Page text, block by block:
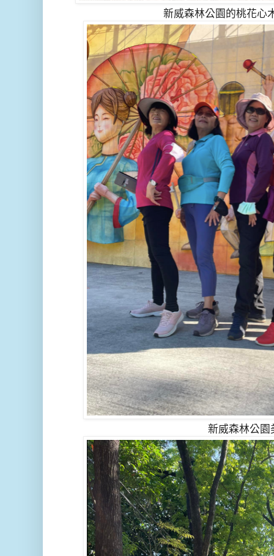
新威森林公園的桃花心
新威森林公園美女